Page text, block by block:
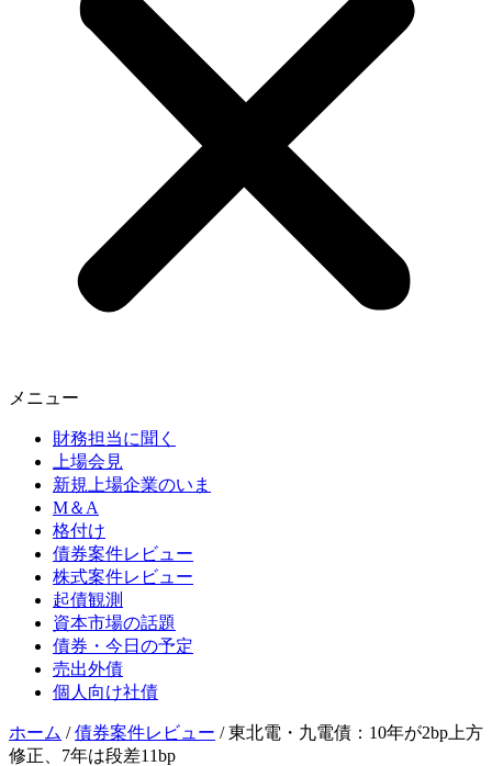
メニュー
財務担当に聞く
上場会見
新規上場企業のいま
M＆A
格付け
債券案件レビュー
株式案件レビュー
起債観測
資本市場の話題
債券・今日の予定
売出外債
個人向け社債
ホーム /債券案件レビュー /東北電・九電債：10年が2bp上方
修正、7年は段差11bp